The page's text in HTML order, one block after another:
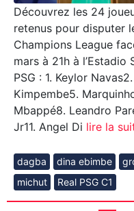
Découvrez les 24
retenus pour disputer
Champions League
mars à 21h à
PSG : 1. Keylor
Kimpembe5.
Mbappé8. Leandro
Jr11. Angel Di lire la
dagba dina ebimbe
michut
Real PSG C1